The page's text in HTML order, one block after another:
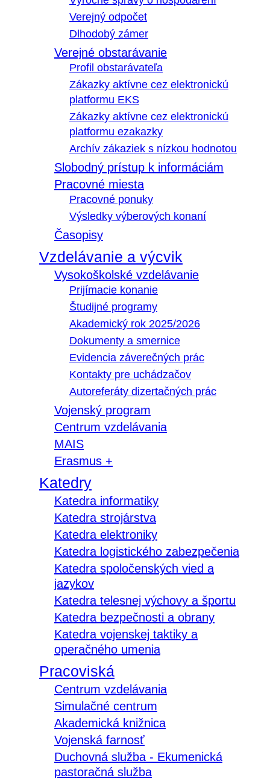
Verejný odpočet
Dlhodobý zámer
Verejné obstarávanie
Profil obstarávateľa
Zákazky aktívne cez elektronickú
platformu EKS
Zákazky aktívne cez elektronickú
platformu ezakazky
Archív zákaziek s nízkou hodnotou
Slobodný prístup k informáciám
Pracovné miesta
Pracovné ponuky
Výsledky výberových konaní
Časopisy
Vzdelávanie a výcvik
Vysokoškolské vzdelávanie
Prijímacie konanie
Študijné programy
Akademický rok 2025/2026
Dokumenty a smernice
Evidencia záverečných prác
Kontakty pre uchádzačov
Autoreferáty dizertačných prác
Vojenský program
Centrum vzdelávania
MAIS
Erasmus +
Katedry
Katedra informatiky
Katedra strojárstva
Katedra elektroniky
Katedra logistického zabezpečenia
Katedra spoločenských vied a
jazykov
Katedra telesnej výchovy a športu
Katedra bezpečnosti a obrany
Katedra vojenskej taktiky a
operačného umenia
Pracoviská
Centrum vzdelávania
Simulačné centrum
Akademická knižnica
Vojenská farnosť
Duchovná služba - Ekumenická
pastoračná služba